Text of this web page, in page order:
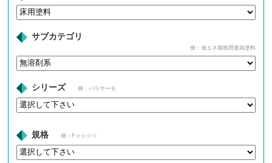
サブカテゴリ
例：省エネ屋根用遮熱塗料
シリーズ 例：パラサーモ
規格 例：F☆☆☆☆